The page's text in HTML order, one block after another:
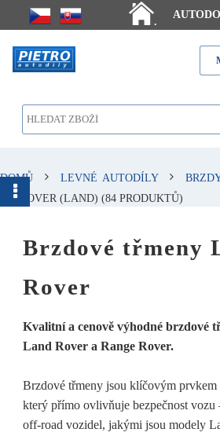
.
DOMŮ LEVNÉ AUTODÍLY
ROVER (LAND) (84 PRODUKTŮ)
Brzdové třmeny
Rover
Kvalitní a cenově výhodné brzdové
Land Rover a Range Rover.
Brzdové třmeny jsou klíčovým prvkem
který přímo ovlivňuje bezpečnost vozu
off-road vozidel, jakými jsou modely